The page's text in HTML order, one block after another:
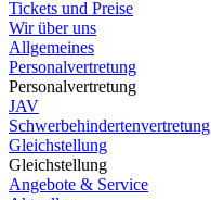
Tickets und Preise
Wir über uns
Allgemeines
Personalvertretung
Personalvertretung
JAV
Schwerbehindertenvertretung
Gleichstellung
Gleichstellung
Angebote & Service